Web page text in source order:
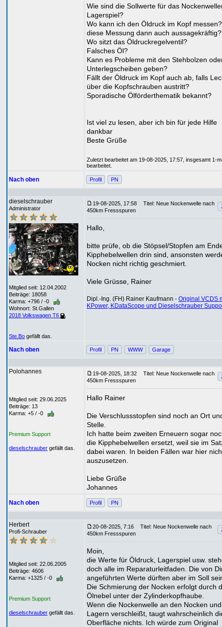
Wie sind die Sollwerte für das
Lagerspiel?
Wo kann ich den Öldruck im Kopf
diese Messung dann auch aussagekräftig?
Wo sitzt das Öldruckregelventil?
Falsches Öl?
Kann es Probleme mit den Stehbolzen
Unterlegscheiben geben?
Fällt der Öldruck im Kopf auch ab, falls
über die Kopfschrauben austritt?
Sporadische Ölförderthematik bekannt?
Ist viel zu lesen, aber ich bin für jede Hilfe
dankbar
Beste Grüße
Zuletzt bearbeitet am 19-08-2025, 17:57, insgesamt 1-
bearbeitet.
Nach oben Profil PN
dieselschrauber
Administrator
Mitglied seit: 12.04.2002
Beiträge: 18058
Karma: +796 / -0
Wohnort: St.Gallen
2018 Volkswagen T6
Ste.Bo gefällt das.
19-08-2025, 17:58
Titel: Neue Nockenwelle nach
450km Fressspuren
Hallo,
bitte prüfe, ob die Stöpsel/Stopfen am
Kipphebelwellen drin sind, ansonsten
Nocken nicht richtig geschmiert.
Viele Grüsse, Rainer
Dipl.-Ing. (FH) Rainer Kaufmann - Original VCDS
KPower, KDataScope und Dieselschrauber
Nach oben Profil PN WWW Garage
Polohannes
Mitglied seit: 29.06.2025
Beiträge: 13
Karma: +5 / -0
Premium Support
dieselschrauber gefällt das.
19-08-2025, 18:32
Titel: Neue Nockenwelle nach
450km Fressspuren
Hallo Rainer
Die Verschlussstopfen sind noch an Ort
Stelle.
Ich hatte beim zweiten Erneuern sogar
die Kipphebelwellen ersetzt, weil sie im
dabei waren. In beiden Fällen war hier
auszusetzen.
Liebe Grüße
Johannes
Nach oben Profil PN
Herbert
Profi-Schrauber
Mitglied seit: 22.06.2005
Beiträge: 4606
Karma: +1325 / -0
Premium Support
dieselschrauber gefällt das.
20-08-2025, 7:16
Titel: Neue Nockenwelle nach
450km Fressspuren
Moin,
die Werte für Öldruck, Lagerspiel usw.
doch alle im Reparaturleitfaden. Die von
angeführten Werte dürften aber im Soll
Die Schmierung der Nocken erfolgt durch
Ölnebel unter der Zylinderkopfhaube.
Wenn die Nockenwelle an den Nocken und
Lagern verschleißt, taugt wahrscheinlich
Oberfläche nichts. Ich würde zum Original